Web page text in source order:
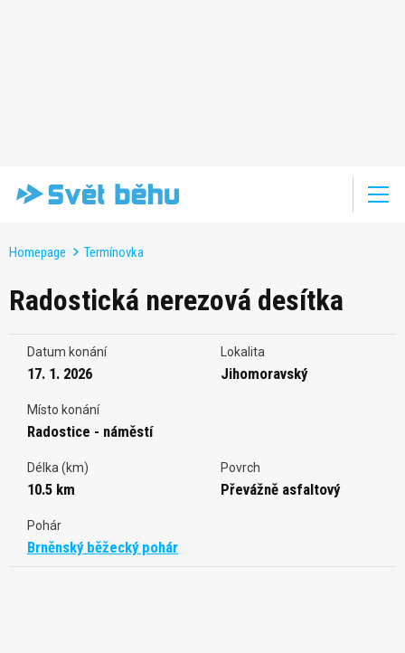
Homepage Termínovka
Radostická nerezová desítka
Datum konání
17. 1. 2026
Lokalita
Jihomoravský
Místo konání
Radostice - náměstí
Délka (km)
10.5 km
Povrch
Převážně asfaltový
Pohár
Brněnský běžecký pohár